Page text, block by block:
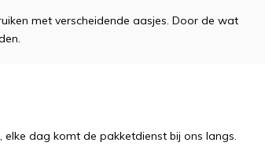
met verscheidende aasjes. Door de wat
dag komt de pakketdienst bij ons langs.